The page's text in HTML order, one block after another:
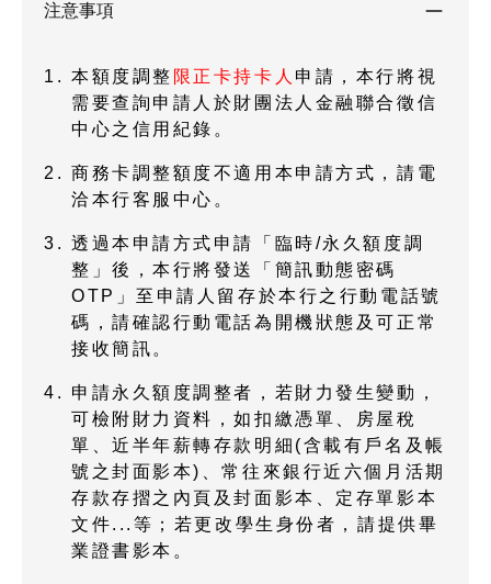
注意事項
本額度調整 限正卡持卡人 申請，本行將視
需要查詢申請人於財團法人金融聯合徵信
中心之信用紀錄。
商務卡調整額度不適用本申請方式，請電
洽本行客服中心。
透過本申請方式申請「臨時/永久額度調
整」後，本行將發送「簡訊動態密碼
OTP」至申請人留存於本行之行動電話號
碼，請確認行動電話為開機狀態及可正常
接收簡訊。
申請永久額度調整者，若財力發生變動，
可檢附財力資料，如扣繳憑單、房屋稅
單、近半年薪轉存款明細(含載有戶名及帳
號之封面影本)、常往來銀行近六個月活期
存款存摺之內頁及封面影本、定存單影本
文件...等；若更改學生身份者，請提供畢
業證書影本。